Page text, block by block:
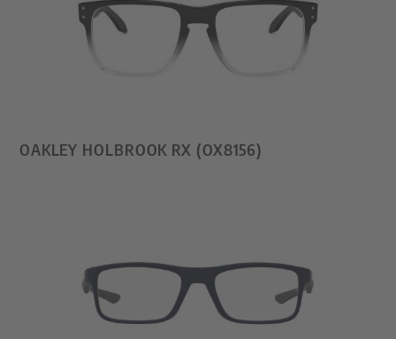
OAKLEY HOLBROOK RX (OX8156)